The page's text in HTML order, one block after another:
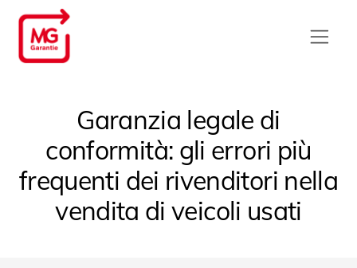
Garanzia legale di
conformità: gli errori più
frequenti dei rivenditori nella
vendita di veicoli usati